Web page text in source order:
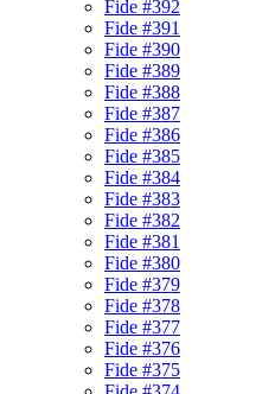
Fide #392
Fide #391
Fide #390
Fide #389
Fide #388
Fide #387
Fide #386
Fide #385
Fide #384
Fide #383
Fide #382
Fide #381
Fide #380
Fide #379
Fide #378
Fide #377
Fide #376
Fide #375